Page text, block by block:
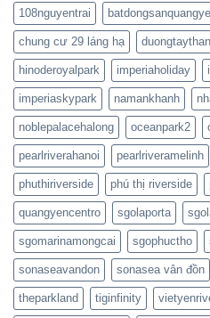
108nguyentrai
chung cư 29 láng hạ
hinoderoyalpark imperiaholiday
imperiaskypark namankhanh
noblepalacehalong oceanpark2
pearlriverahanoi pearlriveramelinh
phuthiriverside phú thị riverside
quangyencentro sgolaporta
sgomarinamongcai sgophuctho
sonaseavandon sonasea vân đồn
theparkland tiginfinity